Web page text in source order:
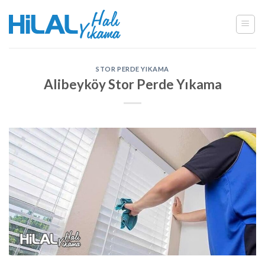
content
STOR PERDE YIKAMA
Alibeyköy Stor Perde Yıkama